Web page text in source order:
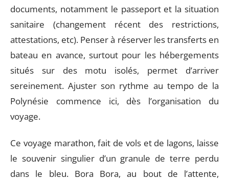
documents, notamment le passeport et la situation
sanitaire (changement récent des restrictions,
attestations, etc). Penser à réserver les transferts en
bateau en avance, surtout pour les hébergements
situés sur des motu isolés, permet d’arriver
sereinement. Ajuster son rythme au tempo de la
Polynésie commence ici, dès l’organisation du
voyage.
Ce voyage marathon, fait de vols et de lagons, laisse
le souvenir singulier d’un granule de terre perdu
dans le bleu. Bora Bora, au bout de l’attente,